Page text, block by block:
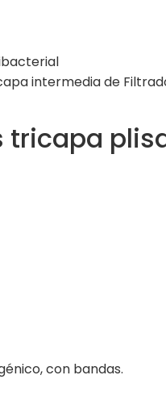
intermedia de
con bandas.